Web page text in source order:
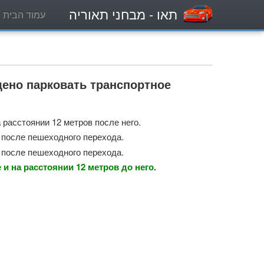
תאו - מבחני תאוריה עמוד הבית
парковать транспортное
12 метров после него.
пешеходного перехода.
пешеходного перехода.
на расстоянии 12 метров до него.